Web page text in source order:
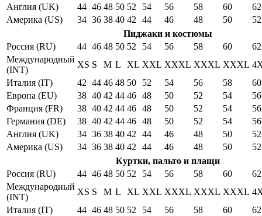
Англия (UK)
44 46 48 50 52 54 56 58 60
62
Америка (US)
34 36 38 40 42 44 46 48 50
52
Пиджаки и костюмы
Россия (RU)
44 46 48 50 52 54 56 58 60
62
Международный
(INT)
XS S M L XL XXL XXXL XXXL XXXL
Италия (IT)
42 44 46 48 50 52 54 56 58
60
Европа (EU)
38 40 42 44 46 48 50 52 54
56
Франция (FR)
38 40 42 44 46 48 50 52 54
56
Германия (DE)
38 40 42 44 46 48 50 52 54
56
Англия (UK)
34 36 38 40 42 44 46 48 50
52
Америка (US)
34 36 38 40 42 44 46 48 50
52
Куртки, пальто и плащи
Россия (RU)
44 46 48 50 52 54 56 58 60
62
Международный
(INT)
XS S M L XL XXL XXXL XXXL XXXL
Италия (IT)
44 46 48 50 52 54 56 58 60
62